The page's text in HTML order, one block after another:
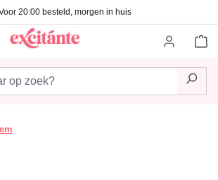
20:00 besteld, morgen in huis